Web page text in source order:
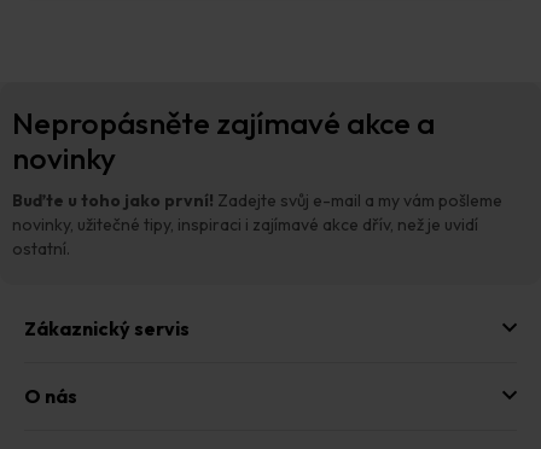
Nepropásněte zajímavé akce a
novinky
Buďte u toho jako první! Zadejte svůj e-mail a my vám pošleme
novinky, užitečné tipy, inspiraci i zajímavé akce dřív, než je uvidí
ostatní.
Zákaznický servis
O nás